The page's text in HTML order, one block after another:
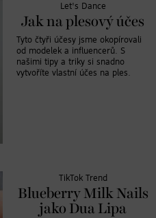
Let's Dance
Jak na plesový účes
Tyto čtyři účesy jsme okopírovali
od modelek a influencerů. S
našimi tipy a triky si snadno
vytvoříte vlastní účes na ples.
TikTok Trend
Blueberry Milk Nails
jako Dua Lipa